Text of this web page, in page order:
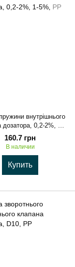
внутрішнього
дозатора, 0,2-2%, 1-
5%, PP
160.7 грн
В наличии
Купить